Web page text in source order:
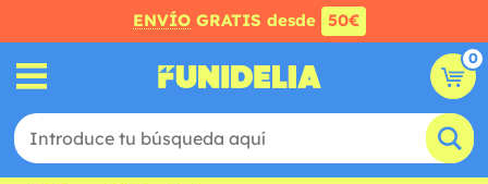
ENVÍO GRATIS desde 50€
0